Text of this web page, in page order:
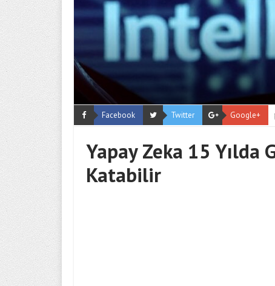
Facebook Twitter Google+
Yapay Zeka 15 Yılda
Katabilir